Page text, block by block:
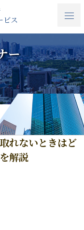
ビス
ー
れないときはど
解説